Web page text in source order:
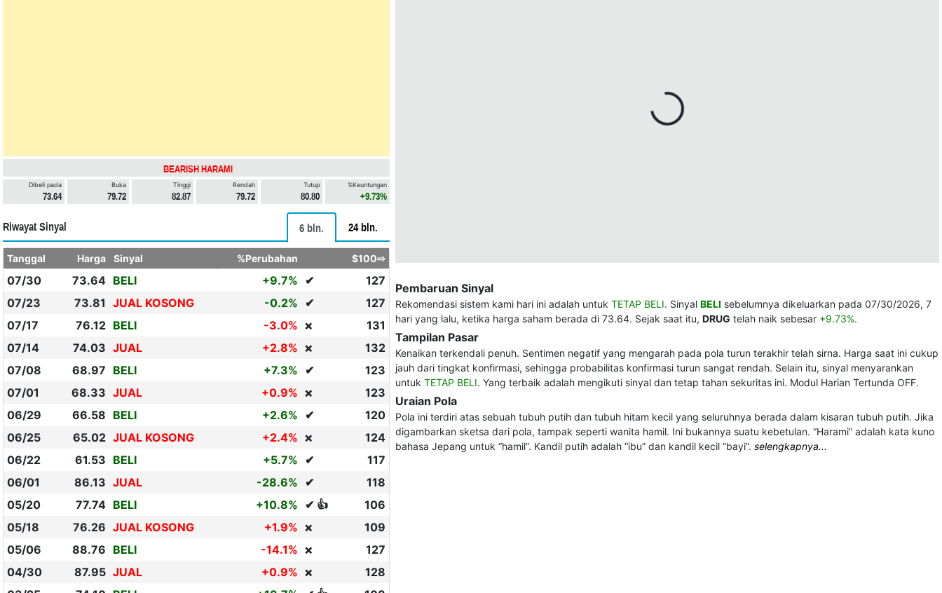
BEARISH HARAMI
Dibeli pada
73.64
Buka
79.72
Tinggi
82.87
Rendah
79.72
Tutup
80.80
%Keuntungan
+9.73%
Riwayat Sinyal 6 bln. 24 bln.
Tanggal Harga Sinyal %Perubahan $100⇨
07/30 73.64 BELI +9.7% ✔
127
07/23
73.81 JUAL KOSONG -0.2% ✔
127
07/17
76.12 BELI -3.0% ❌
131
07/14
74.03 JUAL +2.8% ❌
132
07/08
68.97 BELI +7.3% ✔
123
07/01
68.33 JUAL +0.9% ❌
123
06/29
66.58 BELI +2.6% ✔
120
06/25
65.02 JUAL KOSONG +2.4% ❌
124
06/22
61.53 BELI +5.7% ✔
117
06/01
86.13 JUAL -28.6% ✔
118
05/20
77.74 BELI +10.8% ✔ 👍
106
05/18
76.26 JUAL KOSONG +1.9% ❌
109
05/06
88.76 BELI -14.1% ❌
127
04/30
87.95 JUAL +0.9% ❌
128
Pembaruan Sinyal
Rekomendasi sistem kami hari ini adalah untuk TETAP BELI. Sinyal BELI sebelumnya dikeluarkan pada 07/30/2026, 7
hari yang lalu, ketika harga saham berada di 73.64. Sejak saat itu, DRUG telah naik sebesar +9.73%.
Tampilan Pasar
Kenaikan terkendali penuh. Sentimen negatif yang mengarah pada pola turun terakhir telah sirna. Harga saat ini cukup
jauh dari tingkat konfirmasi, sehingga probabilitas konfirmasi turun sangat rendah. Selain itu, sinyal menyarankan
untuk TETAP BELI. Yang terbaik adalah mengikuti sinyal dan tetap tahan sekuritas ini. Modul Harian Tertunda OFF.
Uraian Pola
Pola ini terdiri atas sebuah tubuh putih dan tubuh hitam kecil yang seluruhnya berada dalam kisaran tubuh putih. Jika
digambarkan sketsa dari pola, tampak seperti wanita hamil. Ini bukannya suatu kebetulan. “Harami” adalah kata kuno
bahasa Jepang untuk “hamil”. Kandil putih adalah “ibu” dan kandil kecil “bayi”. selengkapnya...